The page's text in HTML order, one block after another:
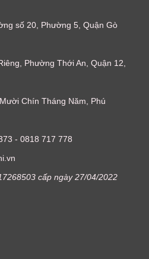
số 20, Phường 5, Quận Gò
Phường Thới An, Quận 12,
Chín Tháng Năm, Phú
- 0818 717 778
cấp ngày 27/04/2022